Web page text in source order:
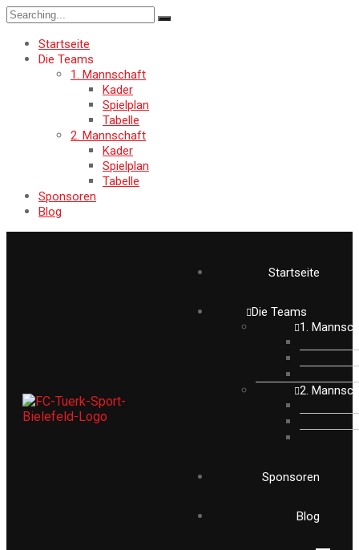
Startseite
Die Teams
1. Mannschaft
Kader
Spielplan
Tabelle
2. Mannschaft
Kader
Spielplan
Tabelle
Sponsoren
Blog
Startseite
Die Teams
1.
2.
Sponsoren
Blog